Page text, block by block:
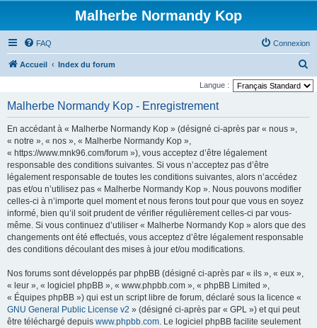
Malherbe Normandy Kop
FAQ Connexion
Accueil Index du forum
e
Langue :
Malherbe Normandy Kop - Enregistrement
En accédant à « Malherbe Normandy Kop » (désigné ci-après par « nous »,
« notre », « nos », « Malherbe Normandy Kop »,
« https://www.mnk96.com/forum »), vous acceptez d’être légalement
responsable des conditions suivantes. Si vous n’acceptez pas d’être
légalement responsable de toutes les conditions suivantes, alors n’accédez
pas et/ou n’utilisez pas « Malherbe Normandy Kop ». Nous pouvons modifier
celles-ci à n’importe quel moment et nous ferons tout pour que vous en soyez
informé, bien qu’il soit prudent de vérifier régulièrement celles-ci par vous-
même. Si vous continuez d’utiliser « Malherbe Normandy Kop » alors que des
changements ont été effectués, vous acceptez d’être légalement responsable
des conditions découlant des mises à jour et/ou modifications.
Nos forums sont développés par phpBB (désigné ci-après par « ils », « eux »,
« leur », « logiciel phpBB », « www.phpbb.com », « phpBB Limited »,
« Équipes phpBB ») qui est un script libre de forum, déclaré sous la licence «
GNU General Public License v2 » (désigné ci-après par « GPL ») et qui peut
être téléchargé depuis www.phpbb.com. Le logiciel phpBB facilite seulement